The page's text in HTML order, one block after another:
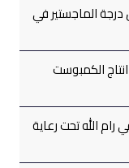
درجة الماجستير في
الكمبوست
الله تحت رعاية